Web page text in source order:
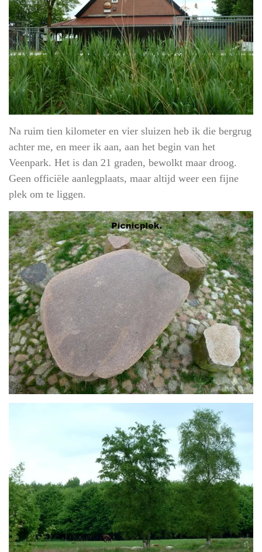
Na ruim tien kilometer en vier sluizen heb ik die bergrug
achter me, en meer ik aan, aan het begin van het
Veenpark. Het is dan 21 graden, bewolkt maar droog.
Geen officiële aanlegplaats, maar altijd weer een fijne
plek om te liggen.